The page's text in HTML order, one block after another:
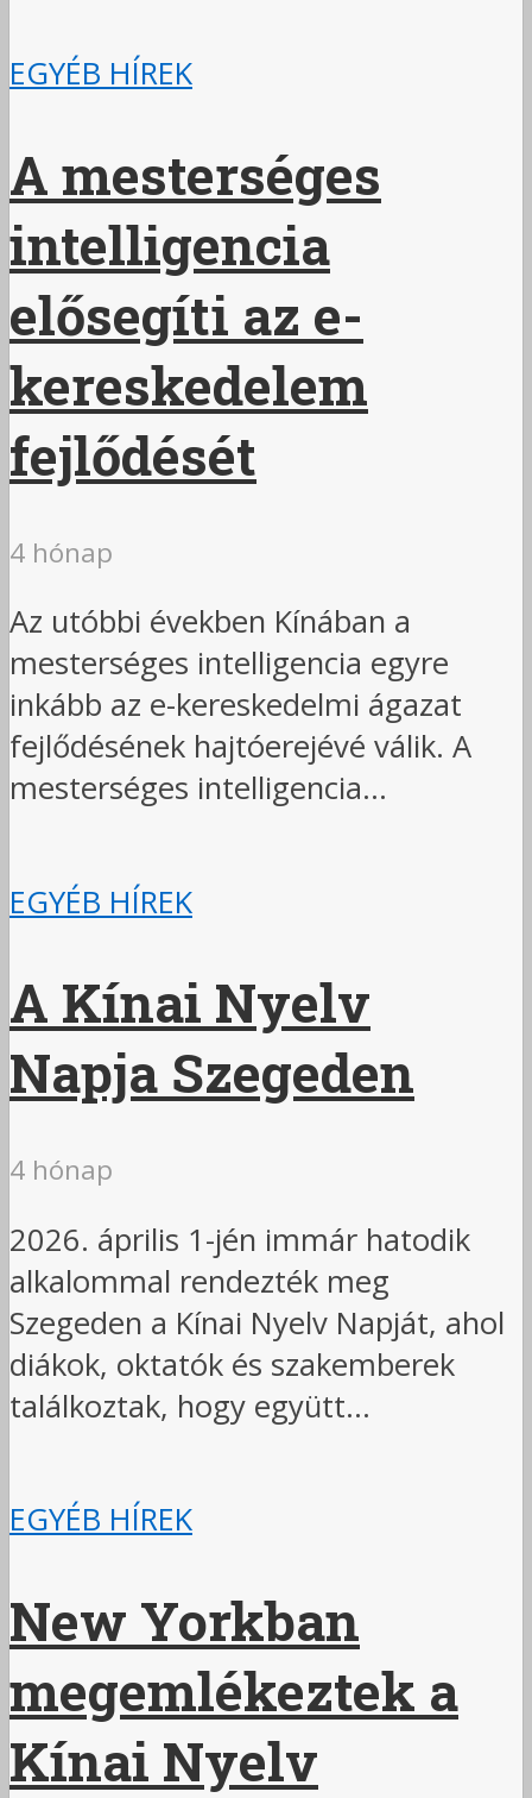
EGYÉB HÍREK
A mesterséges
intelligencia
elősegíti az e-
kereskedelem
fejlődését
4 hónap
Az utóbbi években Kínában a
mesterséges intelligencia egyre
inkább az e-kereskedelmi ágazat
fejlődésének hajtóerejévé válik. A
mesterséges intelligencia...
EGYÉB HÍREK
A Kínai Nyelv
Napja Szegeden
4 hónap
2026. április 1-jén immár hatodik
alkalommal rendezték meg
Szegeden a Kínai Nyelv Napját, ahol
diákok, oktatók és szakemberek
találkoztak, hogy együtt...
EGYÉB HÍREK
New Yorkban
megemlékeztek a
Kínai Nyelv